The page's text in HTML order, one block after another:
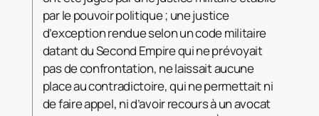
par le pouvoir politique ; une justice
d’exception rendue selon un code militaire
datant du Second Empire qui ne prévoyait
pas de confrontation, ne laissait aucune
place au contradictoire, qui ne permettait ni
de faire appel, ni d’avoir recours à un avocat